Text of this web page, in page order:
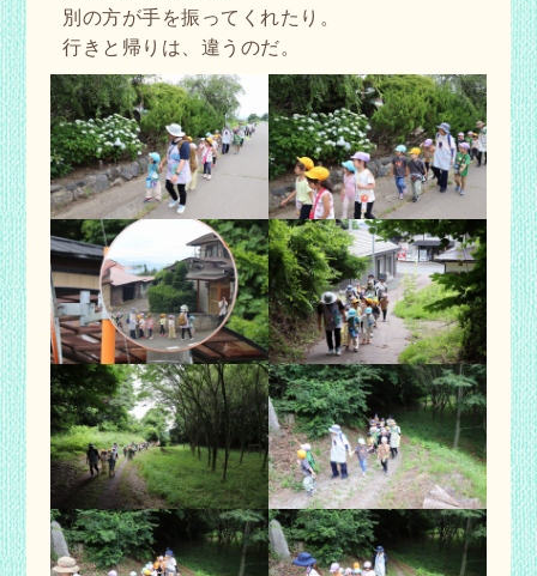
別の方が手を振ってくれたり。
行きと帰りは、違うのだ。